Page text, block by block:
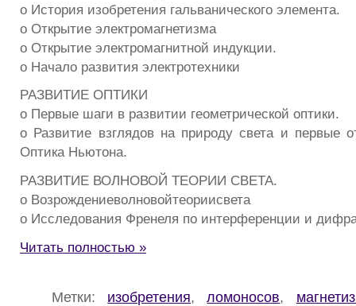
o История изобретения гальванического элемента.
o Открытие электромагнетизма
o Открытие электромагнитной индукции.
o Начало развития электротехники
РАЗВИТИЕ ОПТИКИ
o Первые шаги в развитии геометрической оптики.
o Развитие взглядов на природу света и первые
Оптика Ньютона.
РАЗВИТИЕ ВОЛНОВОЙ ТЕОРИИ СВЕТА.
o Возрождениеволновойтеориисвета
o Исследования Френеля по интерференции и
Читать полностью »
Метки: изобретения,ломоносов,